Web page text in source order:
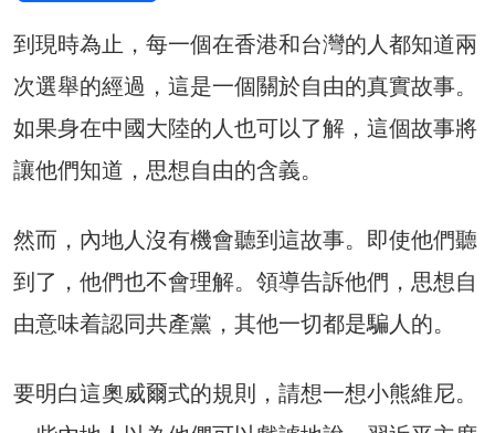
到現時為止，每一個在香港和台灣的人都知道兩
次選舉的經過，這是一個關於自由的真實故事。
如果身在中國大陸的人也可以了解，這個故事將
讓他們知道，思想自由的含義。
然而，內地人沒有機會聽到這故事。即使他們聽
到了，他們也不會理解。領導告訴他們，思想自
由意味着認同共產黨，其他一切都是騙人的。
要明白這奧威爾式的規則，請想一想小熊維尼。